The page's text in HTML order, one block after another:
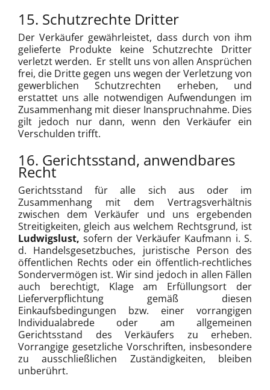
15. Schutzrechte Dritter
Der Verkäufer gewährleistet, dass durch von ihm
gelieferte Produkte keine Schutzrechte Dritter
verletzt werden. Er stellt uns von allen Ansprüchen
frei, die Dritte gegen uns wegen der Verletzung von
gewerblichen Schutzrechten erheben, und
erstattet uns alle notwendigen Aufwendungen im
Zusammenhang mit dieser Inanspruchnahme. Dies
gilt jedoch nur dann, wenn den Verkäufer ein
Verschulden trifft.
16. Gerichtsstand, anwendbares
Recht
Gerichtsstand für alle sich aus oder im
Zusammenhang mit dem Vertragsverhältnis
zwischen dem Verkäufer und uns ergebenden
Streitigkeiten, gleich aus welchem Rechtsgrund, ist
Ludwigslust,sofern der Verkäufer Kaufmann i. S.
d. Handelsgesetzbuches, juristische Person des
öffentlichen Rechts oder ein öffentlich-rechtliches
Sondervermögen ist. Wir sind jedoch in allen Fällen
auch berechtigt, Klage am Erfüllungsort der
Lieferverpflichtung gemäß diesen
Einkaufsbedingungen bzw. einer vorrangigen
Individualabrede oder am allgemeinen
Gerichtsstand des Verkäufers zu erheben.
Vorrangige gesetzliche Vorschriften, insbesondere
zu ausschließlichen Zuständigkeiten, bleiben
unberührt.